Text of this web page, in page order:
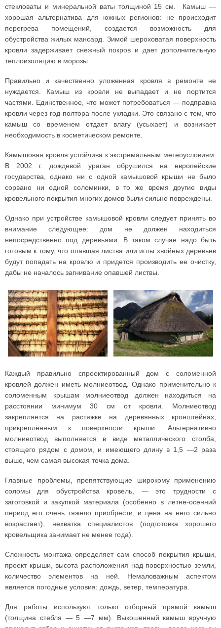
стекловаты и минеральной ваты толщиной 15 см. Камыш —
хорошая альтернатива для южных регионов: не происходит
перегрева помещений, создается возможность для
обустройства жилых мансард. Зимой шероховатая поверхность
кровли задерживает снежный покров и дает дополнительную
теплоизоляцию в морозы.
Правильно и качественно уложенная кровля в ремонте не
нуждается. Камыш из кровли не выпадает и не портится
частями. Единственное, что может потребоваться — подправка
кровли через год-полтора после укладки. Это связано с тем, что
камыш со временем отдает влагу (усыхает) и возникает
необходимость в косметическом ремонте.
Камышовая кровля устойчива к экстремальным метеоусловиям.
В 2002 г. дождевой ураган обрушился на европейские
государства, однако ни с одной камышовой крыши не было
сорвано ни одной соломинки, в то же время другие виды
кровельного покрытия многих домов были сильно повреждены.
Однако при устройстве камышовой кровли следует принять во
внимание следующее: дом не должен находиться
непосредственно под деревьями. В таком случае надо быть
готовым к тому, что опавшая листва или иглы хвойных деревьев
будут попадать на кровлю и придется производить ее очистку,
дабы не началось загнивание опавшей листвы.
Каждый правильно спроектированный дом с соломенной
кровлей должен иметь молниеотвод. Однако применительно к
соломенным крышам молниеотвод должен находиться на
расстоянии минимум 30 см от кровли. Молниеотвод
закрепляется на растяжке на деревянных кронштейнах,
прикреплённым к поверхности крыши. Альтернативно
молниеотвод выполняется в виде металлического столба,
стоящего рядом с домом, и имеющего длину в 1,5 —2 раза
выше, чем самая высокая точка дома.
Главные проблемы, препятствующие широкому применению
соломы для обустройства кровель, — это трудности с
заготовкой и закупкой материала (особенно в летне-осенний
период его очень тяжело приобрести, и цена на него сильно
возрастает), нехватка специалистов (подготовка хорошего
кровельщика занимает не менее года).
Сложность монтажа определяет сам способ покрытия крыши,
проект крыши, высота расположения над поверхностью земли,
количество элементов на ней. Немаловажным аспектом
является погодные условия: дождь, ветер, температура.
Для работы используют только отборный прямой камыш
(толщина стебля — 5 —7 мм). Выкошенный камыш вручную